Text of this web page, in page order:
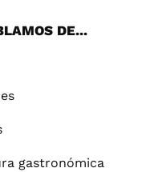
DE...
gastronómica